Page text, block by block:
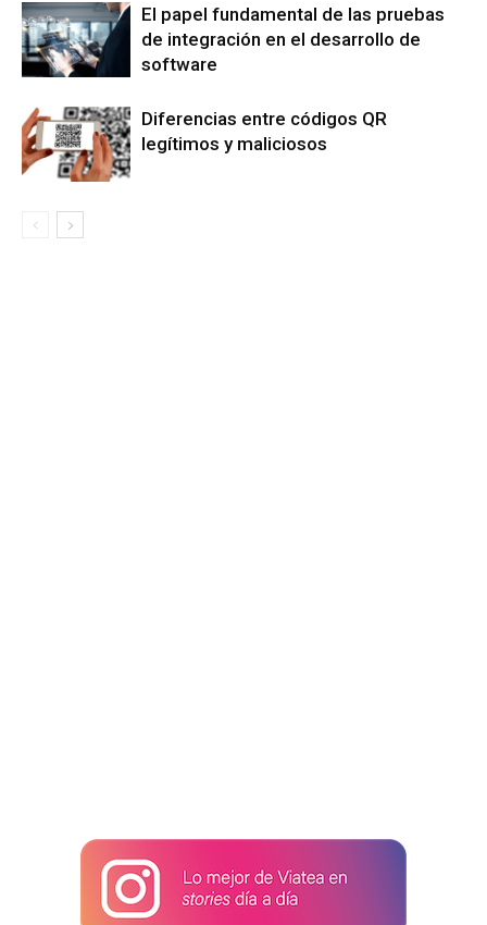
El papel fundamental de las pruebas
de integración en el desarrollo de
software
Diferencias entre códigos QR
legítimos y maliciosos